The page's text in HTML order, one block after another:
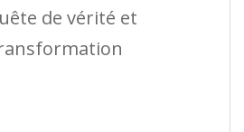
de vérité et